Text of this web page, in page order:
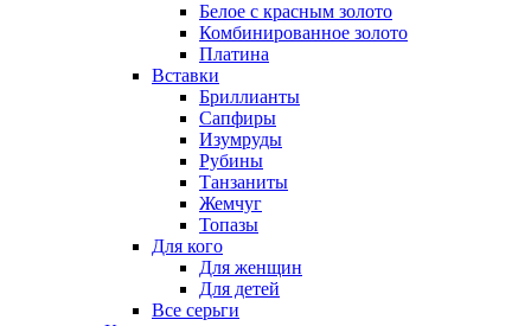
Белое с красным золото
Комбинированное золото
Платина
Вставки
Бриллианты
Сапфиры
Изумруды
Рубины
Танзаниты
Жемчуг
Топазы
Для кого
Для женщин
Для детей
Все серьги